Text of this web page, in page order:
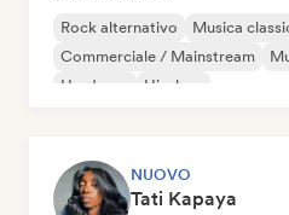
Rock alternativo
Musica
Commerciale / Mainstream
Hardcore
Hip-hop
NUOVO
Tati Kapaya